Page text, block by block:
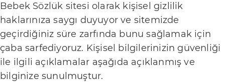
n
c
e
l
e
Bebek Sözlük sitesi olarak kişisel gizlilik
haklarınıza saygı duyuyor ve sitemizde
geçirdiğiniz süre zarfında bunu sağlamak için
çaba sarfediyoruz. Kişisel bilgilerinizin güvenliği
ile ilgili açıklamalar aşağıda açıklanmış ve
bilginize sunulmuştur.